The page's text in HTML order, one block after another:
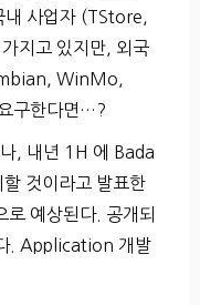
사업자 (TStore,
지고 있지만, 외국
WinMo,
구한다면…?
, 내년 1H 에 Bada
것이라고 발표한
로 예상된다. 공개되
. Application 개발